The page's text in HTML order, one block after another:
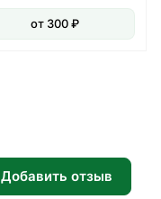
от 300 ₽
Добавить отзыв